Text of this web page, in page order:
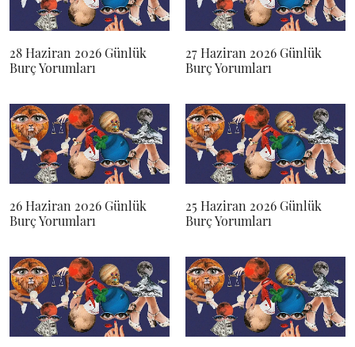
28 Haziran 2026 Günlük
Burç Yorumları
27 Haziran 2026 Günlük
Burç Yorumları
26 Haziran 2026 Günlük
Burç Yorumları
25 Haziran 2026 Günlük
Burç Yorumları